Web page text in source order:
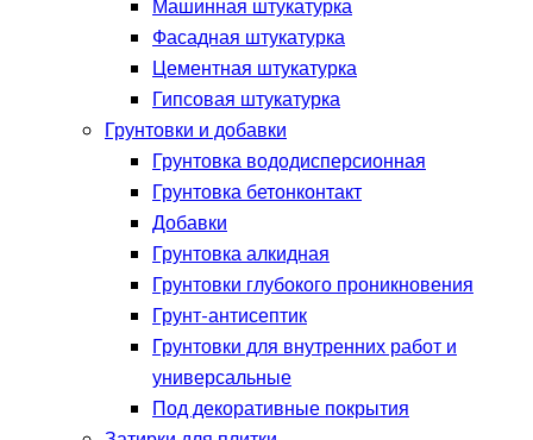
Машинная штукатурка
Фасадная штукатурка
Цементная штукатурка
Гипсовая штукатурка
Грунтовки и добавки
Грунтовка вододисперсионная
Грунтовка бетонконтакт
Добавки
Грунтовка алкидная
Грунтовки глубокого проникновения
Грунт-антисептик
Грунтовки для внутренних работ и
универсальные
Под декоративные покрытия